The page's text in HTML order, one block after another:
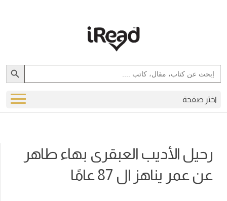
Search
for:
Search Button
اختر صفحة
رحيل الأديب العبقرى بهاء طاهر
عن عمر يناهز ال 87 عامًا